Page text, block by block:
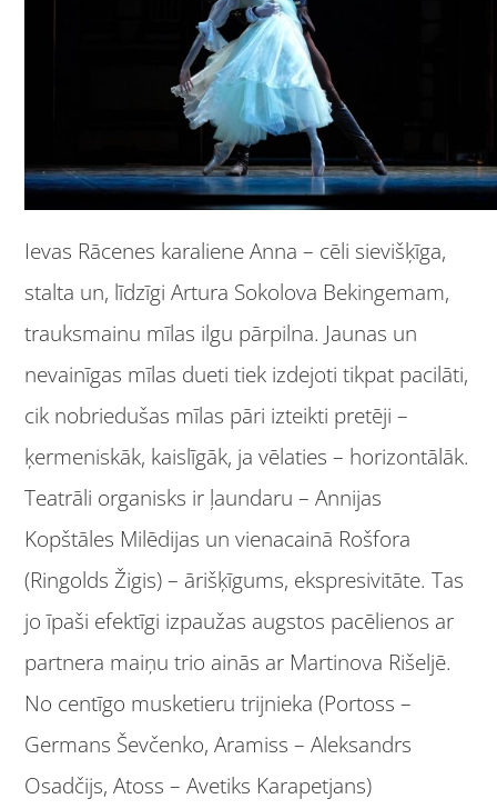
Ievas Rācenes karaliene Anna – cēli sievišķīga,
stalta un, līdzīgi Artura Sokolova Bekingemam,
trauksmainu mīlas ilgu pārpilna. Jaunas un
nevainīgas mīlas dueti tiek izdejoti tikpat pacilāti,
cik nobriedušas mīlas pāri izteikti pretēji –
ķermeniskāk, kaislīgāk, ja vēlaties – horizontālāk.
Teatrāli organisks ir ļaundaru – Annijas
Kopštāles Milēdijas un vienacainā Rošfora
(Ringolds Žigis) – ārišķīgums, ekspresivitāte. Tas
jo īpaši efektīgi izpaužas augstos pacēlienos ar
partnera maiņu trio ainās ar Martinova Rišeljē.
No centīgo musketieru trijnieka (Portoss –
Germans Ševčenko, Aramiss – Aleksandrs
Osadčijs, Atoss – Avetiks Karapetjans)